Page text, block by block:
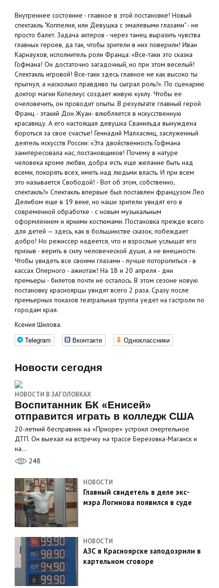
Внутреннее состояние - главное в этой постановке! Новый
спектакль "Коппелия, или Девушка с эмалевыми глазами" - не
просто балет. Задача актеров - через танец выразить чувства
главных героев, да так, чтобы зрители в них поверили! Иван
Карнаухов, исполнитель роли Франца: «Все-таки это сказка
Гофмана! Он достаточно загадочный, но при этом веселый!
Спектакль игровой! Все-таки здесь главное не как высоко ты
прыгнул, а насколько правдиво ты сыграл роль!». По сценарию
доктор магии Копелиус создает живую куклу. Чтобы ее
очеловечить, он проводит опыты. В результате главный герой
Франц - этакий Дон Жуан- влюбляется в искусственную
красавицу. А его настоящая девушка Сванильда вынуждена
бороться за свое счастье! Геннадий Малхасянц, заслуженный
деятель искусств России: «Эта двойственность Гофмана
заинтересовала нас, постановщиков! Почему в натуре
человека кроме любви, добра есть еще желание быть над
всеми, покорять всех, иметь над людьми власть. И при всем
это называется Свободой! - Вот об этом, собственно,
спектакль!» Спектакль впервые был поставлен французом Лео
Делибом еще в 19 веке, но наши зрители увидят его в
современной обработке - с новым музыкальным
оформлением и яркими костюмами. Постановка прежде всего
для детей — здесь, как в большинстве сказок, побеждает
добро! Но режиссер надеется, что и взрослые услышат его
призыв - верить в силу человеческой души, а не внешности.
Чтобы увидеть все своими глазами - лучше поторопиться - в
кассах Оперного - ажиотаж! На 18 и 20 апреля - дни
премьеры - билетов почти не осталось. В этом сезоне новую
постановку красноярцы увидят всего 2 раза. Сразу после
премьерных показов театральная труппа уедет на гастроли по
городам края.
Ксения Шилова.
Telegram Вконтакте Одноклассники
Новости сегодня
НОВОСТИ В ЗАГОЛОВКАХ
Воспитанник БК «Енисей»
отправится играть в колледж США
20-летний бесправник на «Приоре» устроил смертельное
ДТП. Он выехал на встречку на трассе Березовка-Маганск и
на…
248
НОВОСТИ
Главный свидетель в деле экс-
мэра Логинова появился в суде
НОВОСТИ
АЗС в Красноярске заподозрили в
картельном сговоре